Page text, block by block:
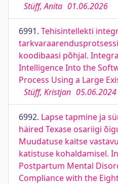
Stüff, Anita 01.06.2026
6991. Tehisintellekti
koodibaasi põhjal.
Intelligence Into the
Process Using a Large
Stüff, Kristjan 05.06.2024
6992. Lapse tapmine ja
häired Texase osariigi
Muudatuse kaitse
katistuse kohaldamisel.
Postpartum Mental
Compliance with the